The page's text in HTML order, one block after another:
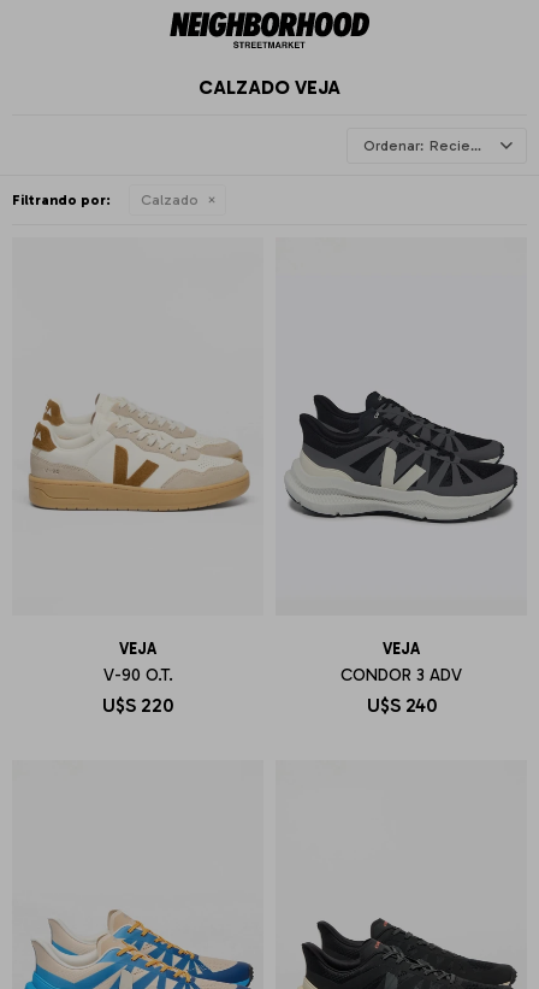
CALZADO VEJA
Recientes
Filtrando por: Calzado
VEJA
V-90 O.T.
U$S 220
VEJA
CONDOR 3 ADV
U$S 240